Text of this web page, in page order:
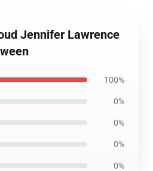
Jennifer Lawrence
100%
0%
0%
0%
0%